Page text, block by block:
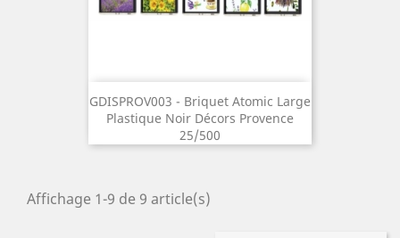
GDISPROV003 - Briquet Atomic Large
Plastique Noir Décors Provence
25/500
Affichage 1-9 de 9 article(s)